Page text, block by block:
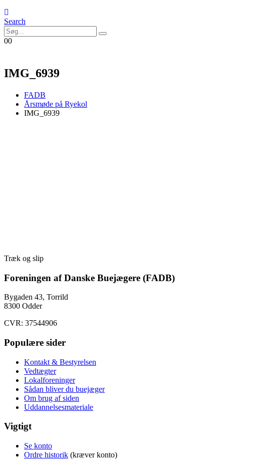
Search
00
IMG_6939
FADB
Årsmøde på Ryekol
IMG_6939
Træk og slip
Foreningen af Danske Buejægere (FADB)
Bygaden 43, Torrild
8300 Odder
CVR: 37544906
Populære sider
Kontakt & Bestyrelsen
Vedtægter
Lokalforeninger
Sådan bliver du buejæger
Om brug af siden
Uddannelsesmateriale
Vigtigt
Se konto
Ordre historik (kræver konto)